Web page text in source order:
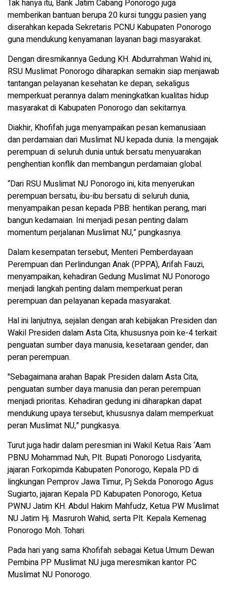
Tak hanya itu, Bank Jatim Cabang Ponorogo juga
memberikan bantuan berupa 20 kursi tunggu pasien yang
diserahkan kepada Sekretaris PCNU Kabupaten Ponorogo
guna mendukung kenyamanan layanan bagi masyarakat.
Dengan diresmikannya Gedung KH. Abdurrahman Wahid ini,
RSU Muslimat Ponorogo diharapkan semakin siap menjawab
tantangan pelayanan kesehatan ke depan, sekaligus
memperkuat perannya dalam meningkatkan kualitas hidup
masyarakat di Kabupaten Ponorogo dan sekitarnya.
Diakhir, Khofifah juga menyampaikan pesan kemanusiaan
dan perdamaian dari Muslimat NU kepada dunia. Ia mengajak
perempuan di seluruh dunia untuk bersatu menyuarakan
penghentian konflik dan membangun perdamaian global.
“Dari RSU Muslimat NU Ponorogo ini, kita menyerukan
perempuan bersatu, ibu-ibu bersatu di seluruh dunia,
menyampaikan pesan kepada PBB: hentikan perang, mari
bangun kedamaian. Ini menjadi pesan penting dalam
momentum perjalanan Muslimat NU,” pungkasnya.
Dalam kesempatan tersebut, Menteri Pemberdayaan
Perempuan dan Perlindungan Anak (PPPA), Arifah Fauzi,
menyampaikan, kehadiran Gedung Muslimat NU Ponorogo
menjadi langkah penting dalam memperkuat peran
perempuan dan pelayanan kepada masyarakat.
Hal ini lanjutnya, sejalan dengan arah kebijakan Presiden dan
Wakil Presiden dalam Asta Cita, khususnya poin ke-4 terkait
penguatan sumber daya manusia, kesetaraan gender, dan
peran perempuan.
"Sebagaimana arahan Bapak Presiden dalam Asta Cita,
penguatan sumber daya manusia dan peran perempuan
menjadi prioritas. Kehadiran gedung ini diharapkan dapat
mendukung upaya tersebut, khususnya dalam memperkuat
peran Muslimat NU,” pungkasya.
Turut juga hadir dalam peresmian ini Wakil Ketua Rais ‘Aam
PBNU Mohammad Nuh, Plt. Bupati Ponorogo Lisdyarita,
jajaran Forkopimda Kabupaten Ponorogo, Kepala PD di
lingkungan Pemprov Jawa Timur, Pj Sekda Ponorogo Agus
Sugiarto, jajaran Kepala PD Kabupaten Ponorogo, Ketua
PWNU Jatim KH. Abdul Hakim Mahfudz, Ketua PW Muslimat
NU Jatim Hj. Masruroh Wahid, serta Plt. Kepala Kemenag
Ponorogo Moh. Tohari.
Pada hari yang sama Khofifah sebagai Ketua Umum Dewan
Pembina PP Muslimat NU juga meresmikan kantor PC
Muslimat NU Ponorogo.